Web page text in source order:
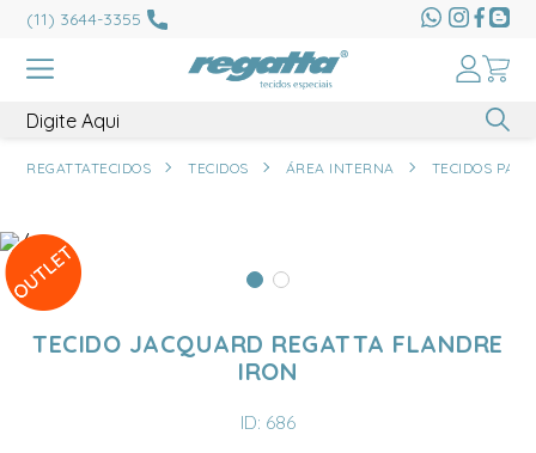
(11) 3644-3355
REGATTATECIDOS TECIDOS ÁREA INTERNA TECIDOS
TECIDO JACQUARD REGATTA FLANDRE
IRON
ID: 686